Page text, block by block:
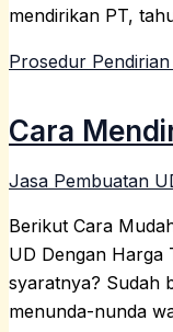
mendirikan PT,
Prosedur
Cara
Jasa Pembuatan
Berikut Cara
UD Dengan Harga
syaratnya? Sudah
menunda-nunda